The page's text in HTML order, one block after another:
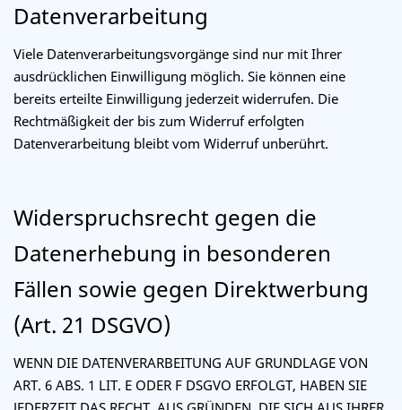
Datenverarbeitung
Viele Datenverarbeitungsvorgänge sind nur mit Ihrer
ausdrücklichen Einwilligung möglich. Sie können eine
bereits erteilte Einwilligung jederzeit widerrufen. Die
Rechtmäßigkeit der bis zum Widerruf erfolgten
Datenverarbeitung bleibt vom Widerruf unberührt.
Widerspruchsrecht gegen die
Datenerhebung in besonderen
Fällen sowie gegen Direktwerbung
(Art. 21 DSGVO)
WENN DIE DATENVERARBEITUNG AUF GRUNDLAGE VON
ART. 6 ABS. 1 LIT. E ODER F DSGVO ERFOLGT, HABEN SIE